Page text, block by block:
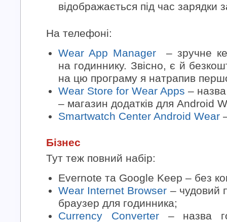
відображається під час зарядки
На телефоні:
Wear App Manager– зручне
на годиннику. Звісно, є й
на цю програму я натрапив
Wear Store for Wear Apps –
– магазин додатків для Android
Smartwatch Center Android Wear
Бізнес
Тут теж повний набір:
Evernote та Google Keep – без
Wear Internet Browser – чудовий
браузер для годинника;
Currency Converter– назва